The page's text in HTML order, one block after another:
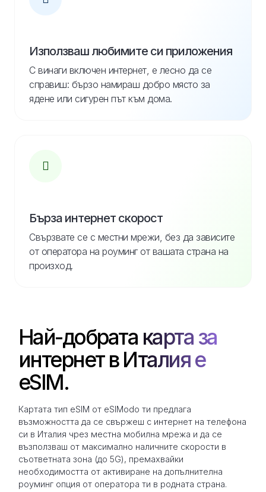
Използваш любимите си приложения
С винаги включен интернет, е лесно да се
справиш: бързо намираш добро място за
ядене или сигурен път към дома.
Бърза интернет скорост
Свързвате се с местни мрежи, без да зависите
от оператора на роуминг от вашата страна на
произход.
Най-добрата карта за
интернет в Италия е
eSIM.
Картата тип eSIM от eSIModo ти предлага
възможността да се свържеш с интернет на телефона
си в Италия чрез местна мобилна мрежа и да се
възползваш от максимално наличните скорости в
съответната зона (до 5G), премахвайки
необходимостта от активиране на допълнителна
роуминг опция от оператора ти в родната страна.